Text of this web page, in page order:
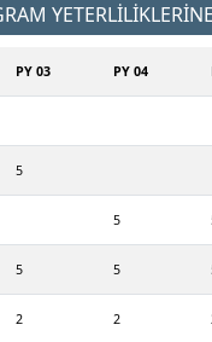
PY 03 PY 04
5
5
5 5
2 2